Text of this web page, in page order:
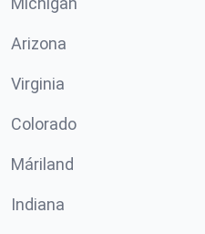
Arizona
Virginia
Colorado
Máriland
Indiana